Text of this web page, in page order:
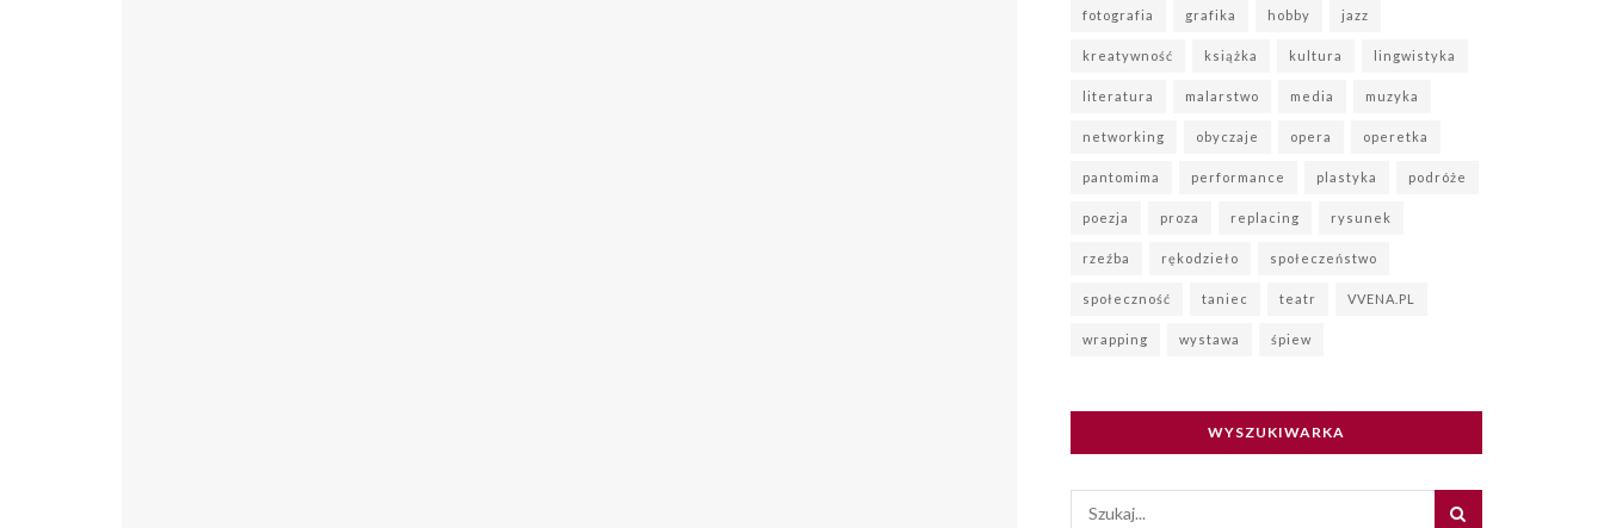
fotografia grafika hobby jazz
kreatywność książka kultura lingwistyka
literatura malarstwo media muzyka
networking obyczaje opera operetka
pantomima performance plastyka podróże
poezja proza replacing rysunek
rzeźba rękodzieło społeczeństwo
społeczność taniec teatr VVENA.PL
wrapping wystawa śpiew
WYSZUKIWARKA